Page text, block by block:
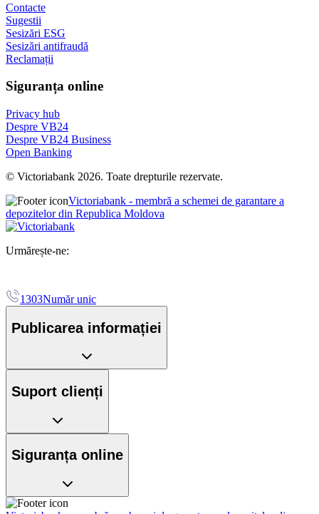
Contacte
Sugestii
Sesizări ESG
Sesizări antifraudă
Reclamații
Siguranța online
Privacy hub
Despre VB24
Despre VB24 Business
Open Banking
© Victoriabank 2026. Toate drepturile rezervate.
Victoriabank - membră a schemei de garantare a
depozitelor din Republica Moldova
Urmărește-ne:
1303Număr unic
Publicarea informației
Suport clienți
Siguranța online